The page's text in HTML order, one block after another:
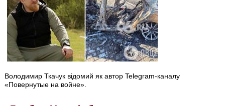
Володимир Ткачук відомий як автор Telegram-каналу
«Повернутые на войне».